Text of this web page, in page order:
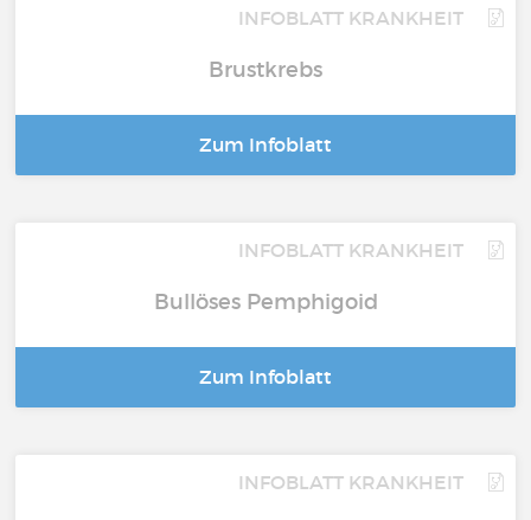
INFOBLATT KRANKHEIT
Brustkrebs
Zum Infoblatt
INFOBLATT KRANKHEIT
Bullöses Pemphigoid
Zum Infoblatt
INFOBLATT KRANKHEIT